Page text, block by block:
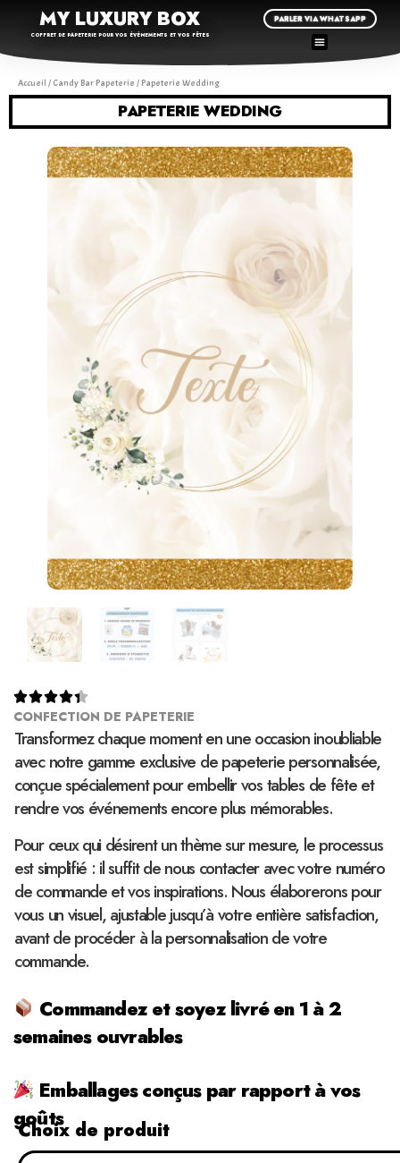
MY LUXURY BOX
COFFRET DE PAPETERIE POUR VOS ÉVÉNEMENTS ET VOS FÊTES
PARLER VIA WHATSAPP
Accueil / Candy Bar Papeterie / Papeterie Wedding
PAPETERIE WEDDING

CONFECTION DE PAPETERIE
Transformez chaque moment en une occasion inoubliable
avec notre gamme exclusive de papeterie personnalisée,
conçue spécialement pour embellir vos tables de fête et
rendre vos événements encore plus mémorables.
Pour ceux qui désirent un thème sur mesure, le processus
est simplifié : il suffit de nous contacter avec votre numéro
de commande et vos inspirations. Nous élaborerons pour
vous un visuel, ajustable jusqu’à votre entière satisfaction,
avant de procéder à la personnalisation de votre
commande.
Commandez et soyez livré en 1 à 2
semaines ouvrables
Emballages conçus par rapport à vos
goûts
Choix de produit